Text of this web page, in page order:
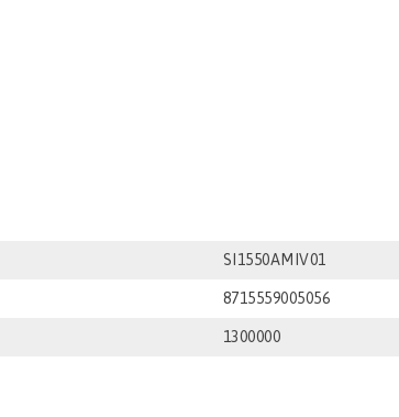
SI1550AMIV01
8715559005056
1300000